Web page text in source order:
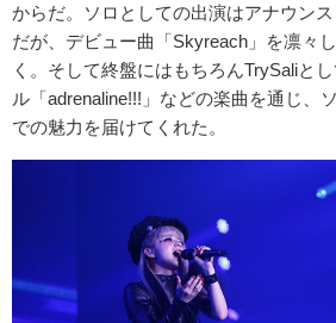
からだ。ソロとしての出演はアナウン
だが、デビュー曲「Skyreach」を凛々
く。そして終盤にはもちろんTrySaliと
ル「adrenaline!!!」などの楽曲を通じ、
での魅力を届けてくれた。